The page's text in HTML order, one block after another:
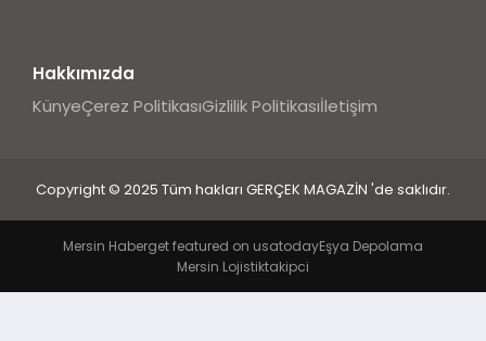
Hakkımızda
KünyeÇerez PolitikasıGizlilik Politikasıİletişim
Copyright © 2025 Tüm hakları GERÇEK MAGAZİN 'de saklıdır.
Mersin Haberget featured on usatodayEşya Depolama
Mersin Lojistiktakipci